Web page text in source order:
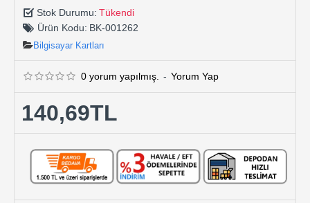
Stok Durumu: Tükendi
Ürün Kodu: BK-001262
Bilgisayar Kartları
0 yorum yapılmış. - Yorum Yap
140,69TL